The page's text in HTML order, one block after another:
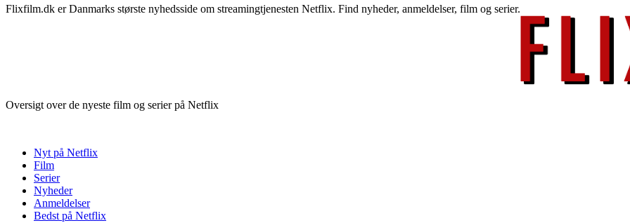
Flixfilm.dk er Danmarks største nyhedsside om streamingtjenesten Netflix. Find nyheder, anmeldelser, film og serier.
Oversigt over de nyeste film og serier på Netflix
Nyt på Netflix
Film
Serier
Nyheder
Anmeldelser
Bedst på Netflix